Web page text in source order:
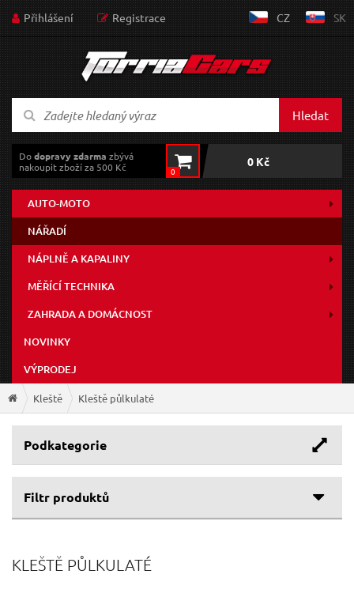
Přihlášení Registrace CZ SK
Hledat
Dodopravy zdarma zbývá
nakoupit zboží za 500 Kč
0
0 Kč
AUTO-MOTO
NÁŘADÍ
NÁPLNĚ A KAPALINY
MĚŘÍCÍ TECHNIKA
ZAHRADA A DOMÁCNOST
NOVINKY
VÝPRODEJ
Kleště Kleště půlkulaté
Podkategorie
Filtr produktů
Výrobce
KLEŠTĚ PŮLKULATÉ